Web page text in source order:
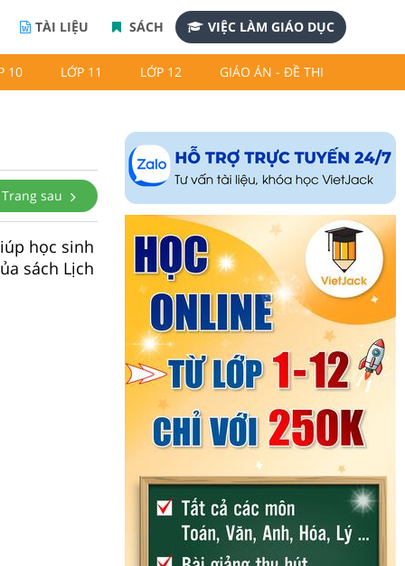
TÀI LIỆU SÁCH VIỆC LÀM GIÁO DỤC
10 LỚP 11 LỚP 12 GIÁO ÁN - ĐỀ THI
Trang sau
học sinh
sách Lịch